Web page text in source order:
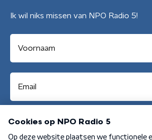
Ik wil niks missen van NPO Radio 5!
Aanmelden